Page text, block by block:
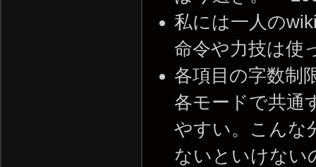
私には一人の
命令や力技は使
各項目の字数制
各モードで共通
やすい。こんな
ないといけない